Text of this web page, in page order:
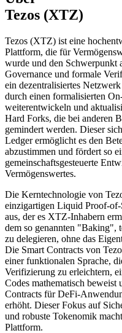
Tezos (XTZ)
Tezos (XTZ) ist eine
Plattform, die für
wurde und den Schwerpunkt
Governance und formale
ein dezentralisiertes
durch einen formalisierten
weiterentwickeln und
Hard Forks, die bei anderen
gemindert werden. Dieser
Ledger ermöglicht es den
abzustimmen und fördert so
gemeinschaftsgesteuerte
Vermögenswertes.
Die Kerntechnologie von
einzigartigen Liquid Proof-of-
aus, der es XTZ-Inhabern
dem so genannten "Baking",
zu delegieren, ohne das
Die Smart Contracts von
einer funktionalen Sprache,
Verifizierung zu erleichtern,
Codes mathematisch beweist
Contracts für DeFi-
erhöht. Dieser Fokus auf
und robuste Tokenomik
Plattform.